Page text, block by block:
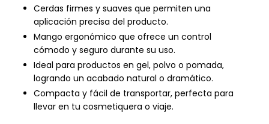
Cerdas firmes y suaves que permiten una
aplicación precisa del producto.
Mango ergonómico que ofrece un control
cómodo y seguro durante su uso.
Ideal para productos en gel, polvo o pomada,
logrando un acabado natural o dramático.
Compacta y fácil de transportar, perfecta para
llevar en tu cosmetiquera o viaje.